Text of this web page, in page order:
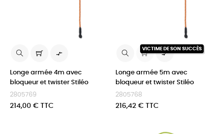

Longe armée 4m avec
bloqueur et twister Stiléo
2805769
Prix
214,00 € TTC
VICTIME DE SON SUCCÈS

Longe armée 5m avec
bloqueur et twister Stiléo
2805768
Prix
216,42 € TTC